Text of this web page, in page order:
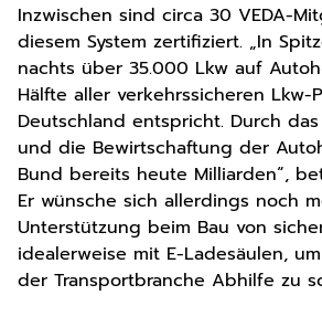
Inzwischen sind circa 30 VEDA-
diesem System zertifiziert. „In
nachts über 35.000 Lkw auf
Hälfte aller verkehrssicheren Lkw-
Deutschland entspricht. Durch
und die Bewirtschaftung der
Bund bereits heute Milliarden“,
Er wünsche sich allerdings noch
Unterstützung beim Bau von
idealerweise mit E-Ladesäulen,
der Transportbranche Abhilfe zu